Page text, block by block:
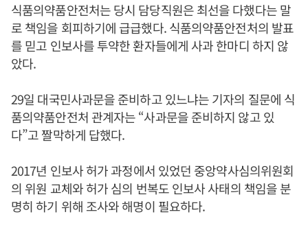
식품의약품안전처는 당시 담당직원은 최선을 다했다는 말
로 책임을 회피하기에 급급했다. 식품의약품안전처의 발표
를 믿고 인보사를 투약한 환자들에게 사과 한마디 하지 않
았다.
29일 대국민사과문을 준비하고 있느냐는 기자의 질문에 식
품의약품안전처 관계자는 “사과문을 준비하지 않고 있
다”고 짤막하게 답했다.
2017년 인보사 허가 과정에서 있었던 중앙약사심의위원회
의 위원 교체와 허가 심의 번복도 인보사 사태의 책임을 분
명히 하기 위해 조사와 해명이 필요하다.